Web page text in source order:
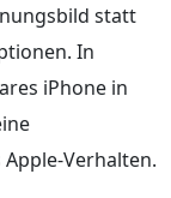
statt
In
iPhone in
Verhalten.